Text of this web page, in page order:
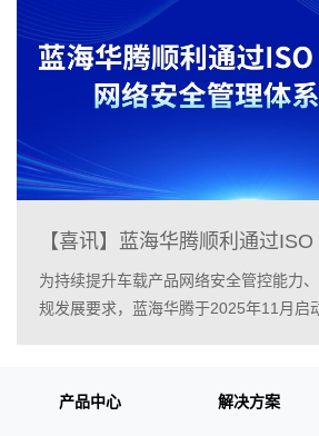
【喜讯】蓝海华腾顺利通过
为持续提升车载产品网络安全管控能力
规发展要求，蓝海华腾于2025年11月启
产品中心 解决方案